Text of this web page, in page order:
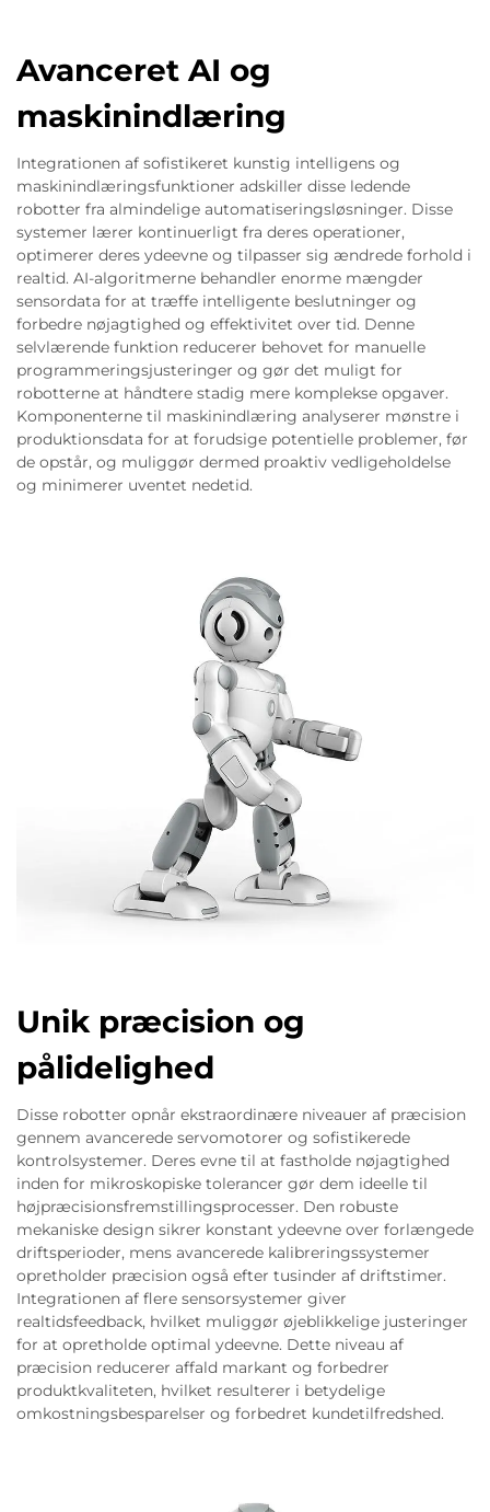
Avanceret AI og
maskinindlæring
Integrationen af sofistikeret kunstig intelligens og
maskinindlæringsfunktioner adskiller disse ledende
robotter fra almindelige automatiseringsløsninger. Disse
systemer lærer kontinuerligt fra deres operationer,
optimerer deres ydeevne og tilpasser sig ændrede forhold i
realtid. AI-algoritmerne behandler enorme mængder
sensordata for at træffe intelligente beslutninger og
forbedre nøjagtighed og effektivitet over tid. Denne
selvlærende funktion reducerer behovet for manuelle
programmeringsjusteringer og gør det muligt for
robotterne at håndtere stadig mere komplekse opgaver.
Komponenterne til maskinindlæring analyserer mønstre i
produktionsdata for at forudsige potentielle problemer, før
de opstår, og muliggør dermed proaktiv vedligeholdelse
og minimerer uventet nedetid.
Unik præcision og
pålidelighed
Disse robotter opnår ekstraordinære niveauer af præcision
gennem avancerede servomotorer og sofistikerede
kontrolsystemer. Deres evne til at fastholde nøjagtighed
inden for mikroskopiske tolerancer gør dem ideelle til
højpræcisionsfremstillingsprocesser. Den robuste
mekaniske design sikrer konstant ydeevne over forlængede
driftsperioder, mens avancerede kalibreringssystemer
opretholder præcision også efter tusinder af driftstimer.
Integrationen af flere sensorsystemer giver
realtidsfeedback, hvilket muliggør øjeblikkelige justeringer
for at opretholde optimal ydeevne. Dette niveau af
præcision reducerer affald markant og forbedrer
produktkvaliteten, hvilket resulterer i betydelige
omkostningsbesparelser og forbedret kundetilfredshed.